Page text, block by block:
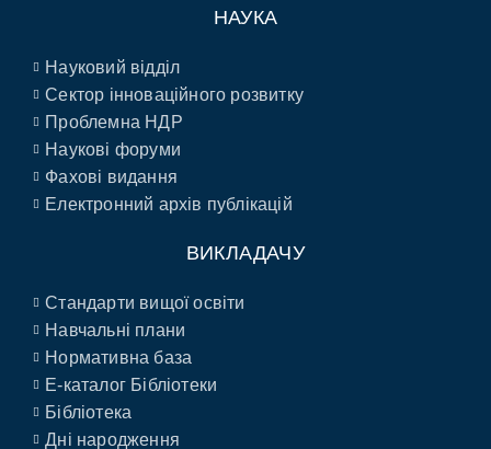
НАУКА
Науковий відділ
Сектор інноваційного розвитку
Проблемна НДР
Наукові форуми
Фахові видання
Електронний архів публікацій
ВИКЛАДАЧУ
Стандарти вищої освіти
Навчальні плани
Нормативна база
E-каталог Бібліотеки
Бібліотека
Дні народження